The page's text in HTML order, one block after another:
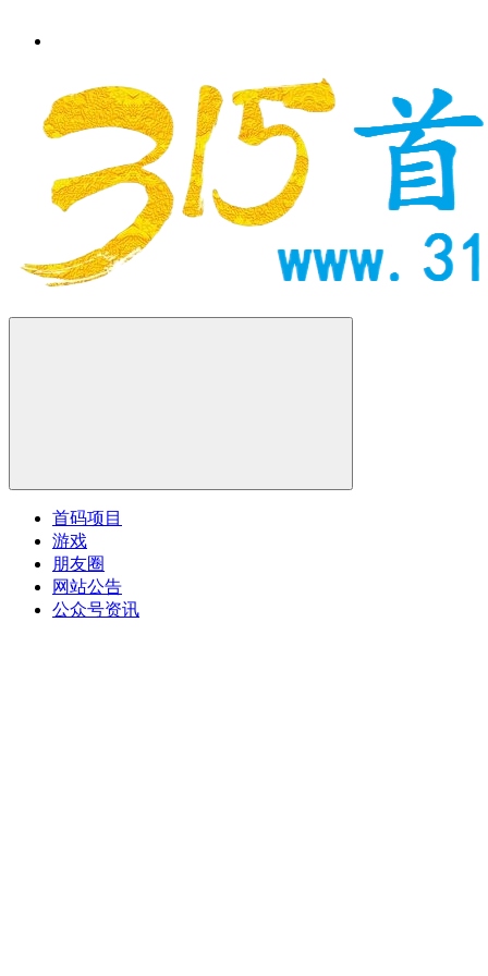
首码项目
游戏
朋友圈
网站公告
公众号资讯